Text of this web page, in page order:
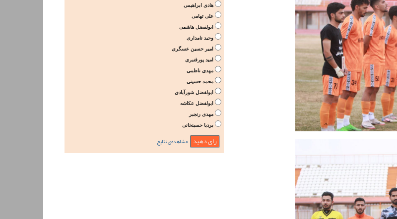
هادی ابراهیمی
علی تهامی
ابولفضل هاشمی
وحید نامداری
امیر حسین عسگری
امید پورقنبری
مهدی ناظمی
محمد حسینی
ابولفضل شورآبادی
ابولفضل عکاشه
مهدی رنجبر
بردیا حسینخانی
مشاهده‌ی نتایج